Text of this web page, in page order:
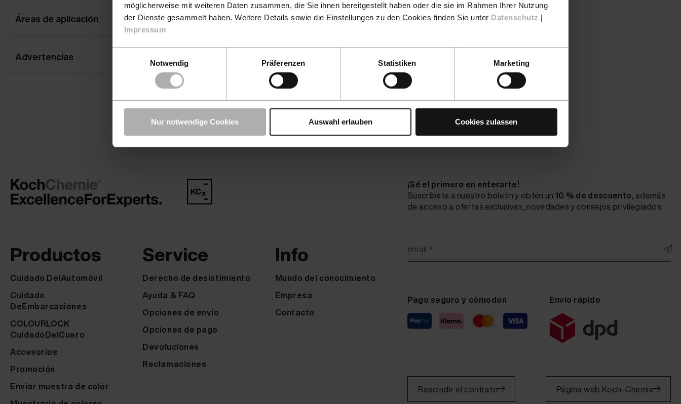
möglicherweise mit weiteren Daten zusammen, die Sie ihnen bereitgestellt haben oder die sie im Rahmen Ihrer Nutzung
der Dienste gesammelt haben. Weitere Details sowie die Einstellungen zu den Cookies finden Sie unter Datenschutz |
Impressum
Notwendig
Präferenzen Statistiken Marketing
Nur notwendige Cookies Auswahl erlauben Cookies zulassen
Áreas de aplicación
Advertencias
Productos
Cuidado DelAutomóvil
Cuidado
DeEmbarcaciones
COLOURLOCK
CuidadoDelCuero
Accesorios
Promoción
Enviar muestra de color
Service
Derecho de desistimiento
Ayuda & FAQ
Opciones de envio
Opciones de pago
Devoluciones
Reclamaciones
Info
Mundo del conocimiento
Empresa
Contacto
¡Sé el primero en enterarte!
Suscríbete a nuestro boletín y obtén un 10 % de descuento, además
de acceso a ofertas exclusivas, novedades y consejos privilegiados.
email *
Pago seguro y cómodon Envío rápido
Rescindir el contrato Página web Koch-Chemie